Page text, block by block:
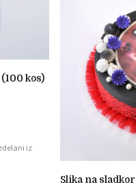
kos)
iz
slika na